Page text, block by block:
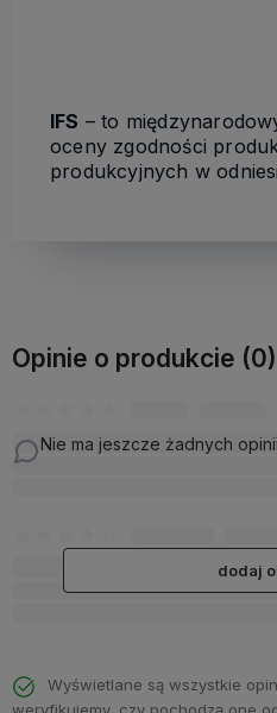
IFS – to
oceny zgodności
produkcyjnych w
Opinie o produkcie (0)
Nie ma jeszcze żadnych
dodaj
Wyświetlane są wszystkie
weryfikujemy, czy pochodzą one